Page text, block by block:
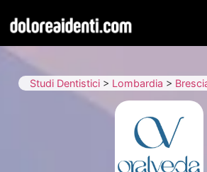
Studi Dentistici > Lombardia >